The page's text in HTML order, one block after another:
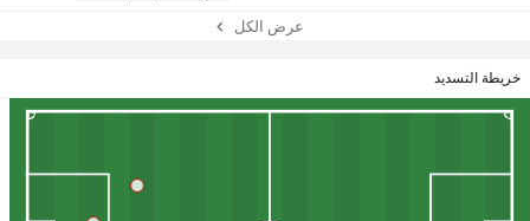
عرض الكل
خريطة التسديد